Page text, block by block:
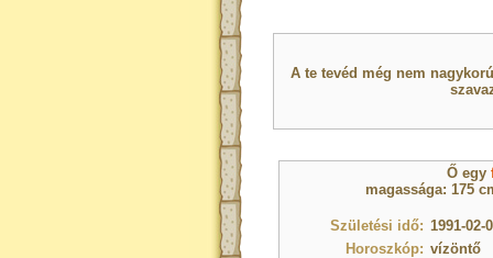
A te tevéd még nem
Ő egy
magassága: 175
Születési idő: 1991-02-
Horoszkóp: vízöntő